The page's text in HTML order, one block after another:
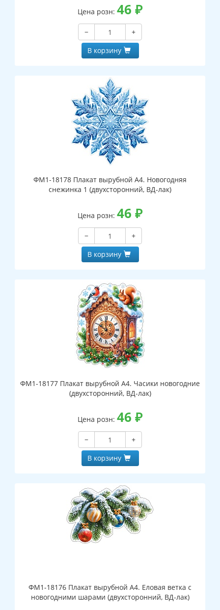
Цена розн: 46 ₽
−
+
В корзину
ФМ1-18178 Плакат вырубной А4. Новогодняя
снежинка 1 (двухсторонний, ВД-лак)
Цена розн: 46 ₽
−
+
В корзину
ФМ1-18177 Плакат вырубной А4. Часики новогодние
(двухсторонний, ВД-лак)
Цена розн: 46 ₽
−
+
В корзину
ФМ1-18176 Плакат вырубной А4. Еловая ветка с
новогодними шарами (двухсторонний, ВД-лак)